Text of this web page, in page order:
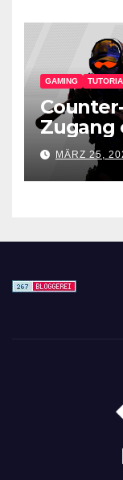
GAMING
Zugang
für den
MÄRZ 25,